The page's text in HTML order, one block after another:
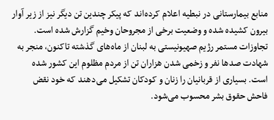
منابع بیمارستانی در نبطیه اعلام کرده‌اند که پیکر چندین تن دیگر نیز از زیر آوار
بیرون کشیده شده و وضعیت برخی از مجروحان وخیم گزارش شده است.
تجاوزات مستمر رژیم صهیونیستی به لبنان از ماه‌های گذشته تاکنون، منجر به
شهادت صدها نفر و زخمی شدن هزاران تن از مردم مظلوم این کشور شده
است. بسیاری از قربانیان را زنان و کودکان تشکیل می‌دهند که خود نقض
فاحش حقوق بشر محسوب می‌شود.